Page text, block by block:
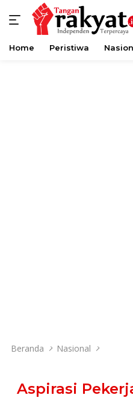
Langsung
Home Peristiwa
Beranda Nasional
Aspirasi